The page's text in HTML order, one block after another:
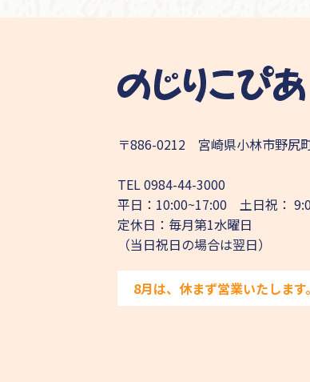
〒886-0212 宮崎県小林市野尻
TEL0984-44-3000
平日：10:00~17:00 土日祝：
定休日：毎月第1水曜日
（当日祝日の場合は翌日）
8月は、休まず営業いたします。